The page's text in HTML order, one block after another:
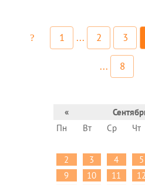
1 ... 2 3
... 8
«
Пн
Вт Ср Чт
2
3 4 5
9
10 11 12